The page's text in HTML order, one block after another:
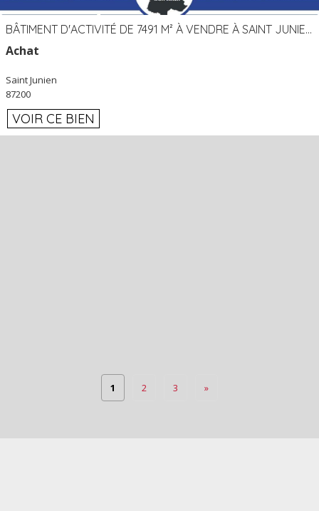
BÂTIMENT D'ACTIVITÉ DE 7491 M² À VENDRE À SAINT JUNIEN 87
Achat
Saint Junien
87200
VOIR CE BIEN
1 2 3 »